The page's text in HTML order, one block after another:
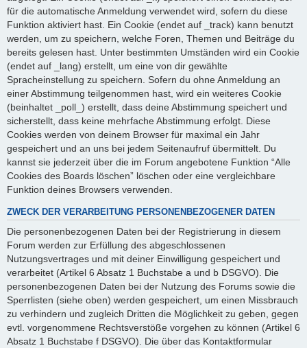
für die automatische Anmeldung verwendet wird, sofern du diese
Funktion aktiviert hast. Ein Cookie (endet auf _track) kann benutzt
werden, um zu speichern, welche Foren, Themen und Beiträge du
bereits gelesen hast. Unter bestimmten Umständen wird ein Cookie
(endet auf _lang) erstellt, um eine von dir gewählte
Spracheinstellung zu speichern. Sofern du ohne Anmeldung an
einer Abstimmung teilgenommen hast, wird ein weiteres Cookie
(beinhaltet _poll_) erstellt, dass deine Abstimmung speichert und
sicherstellt, dass keine mehrfache Abstimmung erfolgt. Diese
Cookies werden von deinem Browser für maximal ein Jahr
gespeichert und an uns bei jedem Seitenaufruf übermittelt. Du
kannst sie jederzeit über die im Forum angebotene Funktion “Alle
Cookies des Boards löschen” löschen oder eine vergleichbare
Funktion deines Browsers verwenden.
ZWECK DER VERARBEITUNG PERSONENBEZOGENER DATEN
Die personenbezogenen Daten bei der Registrierung in diesem
Forum werden zur Erfüllung des abgeschlossenen
Nutzungsvertrages und mit deiner Einwilligung gespeichert und
verarbeitet (Artikel 6 Absatz 1 Buchstabe a und b DSGVO). Die
personenbezogenen Daten bei der Nutzung des Forums sowie die
Sperrlisten (siehe oben) werden gespeichert, um einen Missbrauch
zu verhindern und zugleich Dritten die Möglichkeit zu geben, gegen
evtl. vorgenommene Rechtsverstöße vorgehen zu können (Artikel 6
Absatz 1 Buchstabe f DSGVO). Die über das Kontaktformular